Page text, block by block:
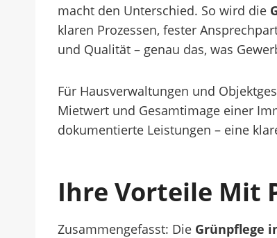
macht den Unterschied. So wird die
klaren Prozessen, fester
und Qualität – genau das, was
Für Hausverwaltungen und
Mietwert und Gesamtimage einer
dokumentierte Leistungen – eine
Ihre Vorteile Mit
Zusammengefasst: Die Grünpflege